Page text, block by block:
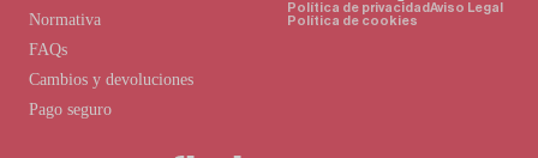
Normativa
FAQs
Cambios y devoluciones
Pago seguro
Política de privacidadAviso Legal
Política de cookies